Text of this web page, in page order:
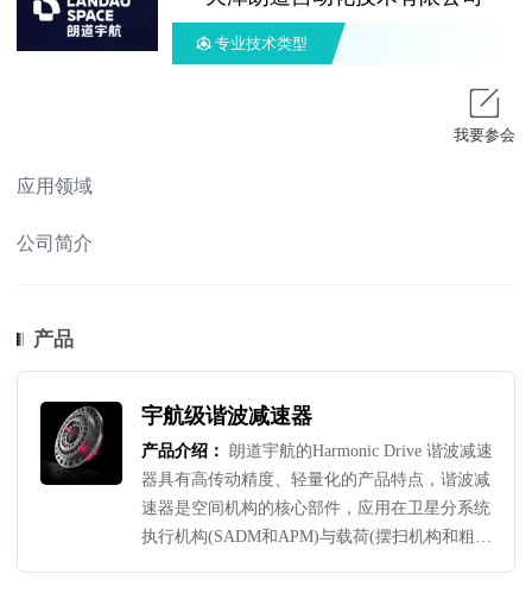
专业技术类型
我要参会
应用领域
公司简介
产品
宇航级谐波减速器
产品介绍： 朗道宇航的Harmonic Drive 谐波减速
器具有高传动精度、轻量化的产品特点，谐波减
速器是空间机构的核心部件，应用在卫星分系统
执行机构(SADM和APM)与载荷(摆扫机构和粗指